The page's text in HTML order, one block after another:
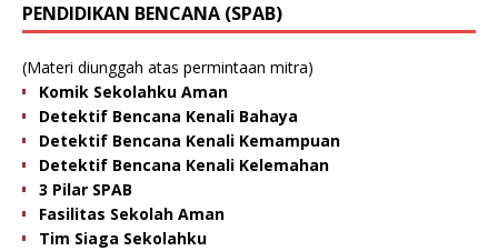
PENDIDIKAN BENCANA (SPAB)
(Materi diunggah atas permintaan mitra)
Komik Sekolahku Aman
Detektif Bencana Kenali Bahaya
Detektif Bencana Kenali Kemampuan
Detektif Bencana Kenali Kelemahan
3 Pilar SPAB
Fasilitas Sekolah Aman
Tim Siaga Sekolahku